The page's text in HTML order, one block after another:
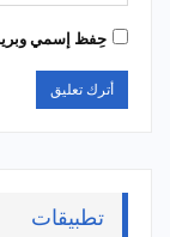
حِفظ إسمي
تطبيقات